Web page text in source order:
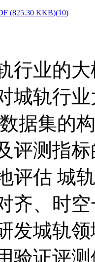
(825.30 KKB)(10)
行业的
城轨行
据集的
评测指
评估 城
齐、时
发城轨
验证评